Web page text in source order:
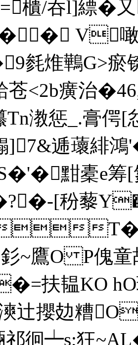
櫃/吞l]縹�
�� V
毵焳鷨G>瘀
<2b癀治�46
漖惩_.膏偔[
]7&逓蘾緋
黚橐e筹[
[秎藜
T�
~鷹O P傀童
扶韫KO
辻攖攰糟
祁徊┷s;狂